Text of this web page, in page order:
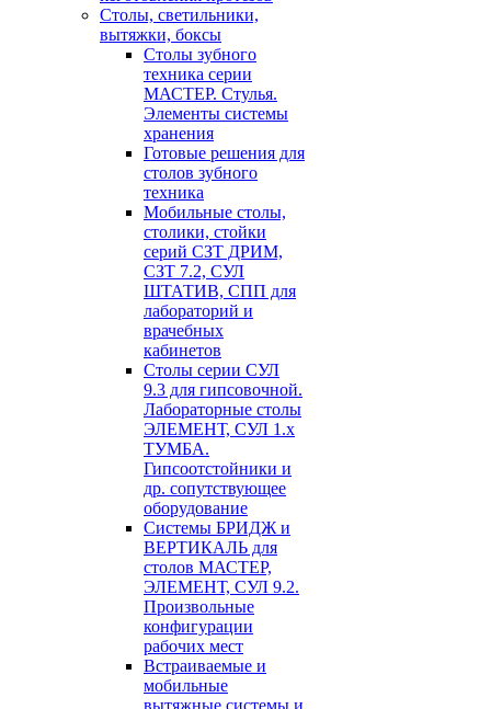
Cтолы, светильники,
вытяжки, боксы
Столы зубного
техника серии
МАСТЕР. Стулья.
Элементы системы
хранения
Готовые решения для
столов зубного
техника
Мобильные столы,
столики, стойки
серий СЗТ ДРИМ,
СЗТ 7.2, СУЛ
ШТАТИВ, СПП для
лабораторий и
врачебных
кабинетов
Столы серии СУЛ
9.3 для гипсовочной.
Лабораторные столы
ЭЛЕМЕНТ, СУЛ 1.х
ТУМБА.
Гипсоотстойники и
др. сопутствующее
оборудование
Системы БРИДЖ и
ВЕРТИКАЛЬ для
столов МАСТЕР,
ЭЛЕМЕНТ, СУЛ 9.2.
Произвольные
конфигурации
рабочих мест
Встраиваемые и
мобильные
вытяжные системы и